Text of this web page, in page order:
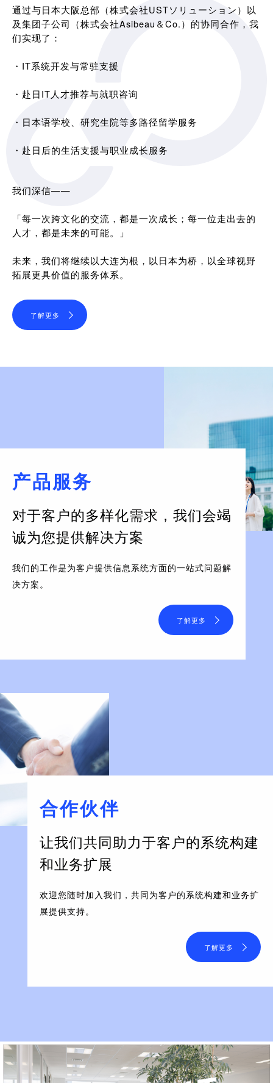
通过与日本大阪总部（株式会社USTソリューション）以
及集团子公司（株式会社Asibeau＆Co.）的协同合作，我
们实现了：
・IT系统开发与常驻支援
・赴日IT人才推荐与就职咨询
・日本语学校、研究生院等多路径留学服务
・赴日后的生活支援与职业成长服务
我们深信——
「每一次跨文化的交流，都是一次成长；每一位走出去的
人才，都是未来的可能。」
未来，我们将继续以大连为根，以日本为桥，以全球视野
拓展更具价值的服务体系。
了解更多
产品服务
对于客户的多样化需求， 我们会竭
诚为您提供解决方案
我们的工作是为客户提供信息系统方面的一站式问题解
决方案。
了解更多
合作伙伴
让我们共同助力于客户的系统构建
和业务扩展
欢迎您随时加入我们，共同为客户的系统构建和业务扩
展提供支持。
了解更多